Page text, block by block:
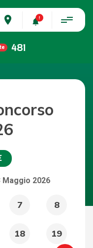
place
481
Maggio 2026
7 8
18 19